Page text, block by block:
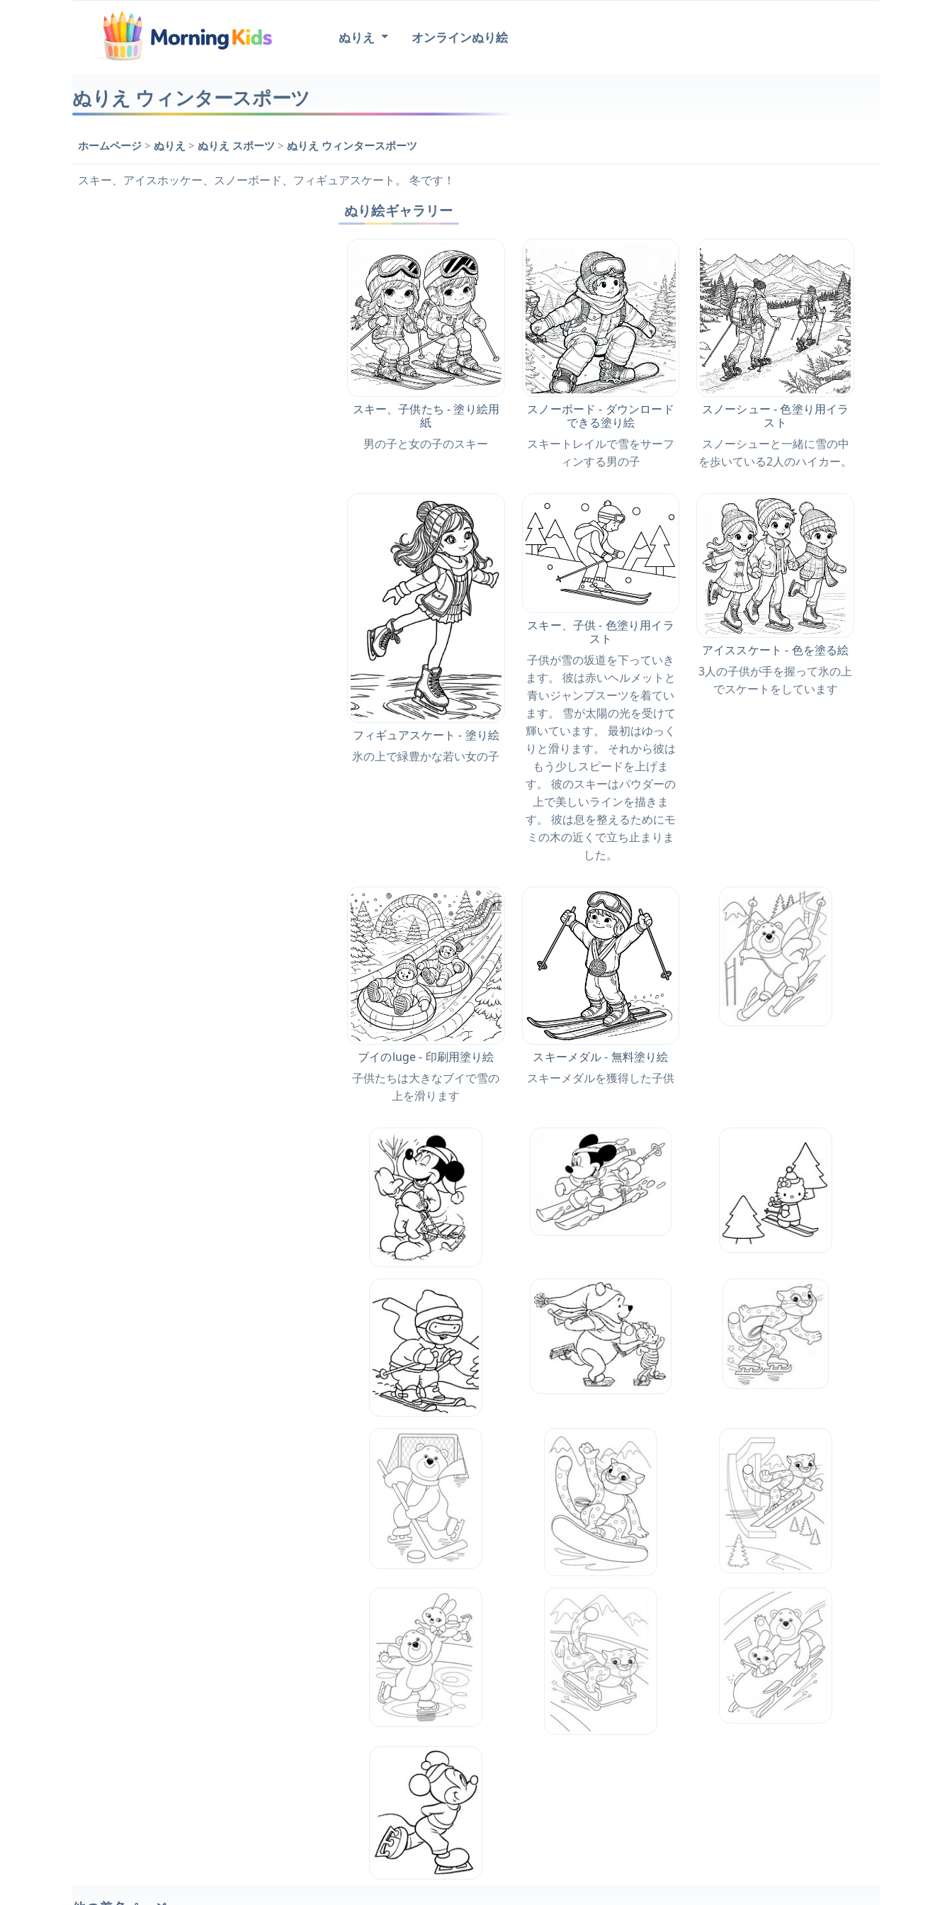
ぬりえ オンラインぬり絵
ぬりえ ウィンタースポーツ
ホームページ > ぬりえ > ぬりえ スポーツ > ぬりえ ウィンタースポーツ
スキー、アイスホッケー、スノーボード、フィギュアスケート。 冬です！
ぬり絵ギャラリー
スキー、子供たち - 塗り絵用
紙
男の子と女の子のスキー
スノーボード - ダウンロード
できる塗り絵
スキートレイルで雪をサーフ
ィンする男の子
スノーシュー - 色塗り用イラ
スト
スノーシューと一緒に雪の中
を歩いている2人のハイカー。
フィギュアスケート - 塗り絵
氷の上で緑豊かな若い女の子
スキー、子供 - 色塗り用イラ
スト
子供が雪の坂道を下っていき
ます。 彼は赤いヘルメットと
青いジャンプスーツを着てい
ます。 雪が太陽の光を受けて
輝いています。 最初はゆっく
りと滑ります。 それから彼は
もう少しスピードを上げま
す。 彼のスキーはパウダーの
上で美しいラインを描きま
す。 彼は息を整えるためにモ
ミの木の近くで立ち止まりま
した。
アイススケート - 色を塗る絵
3人の子供が手を握って氷の上
でスケートをしています
ブイのluge - 印刷用塗り絵
子供たちは大きなブイで雪の
上を滑ります
スキーメダル - 無料塗り絵
スキーメダルを獲得した子供